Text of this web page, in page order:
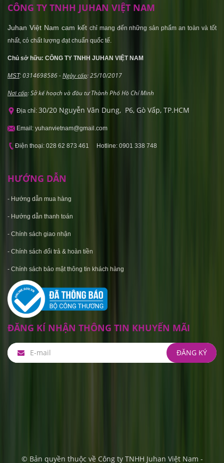
CÔNG TY TNHH JUHAN VIỆT NAM
Juhan Việt Nam cam kết chỉ mang đến những sản phẩm an toàn và tốt
nhất, có chất lượng đạt chuẩn quốc tế.
Chủ sở hữu: CÔNG TY TNHH JUHAN VIỆT NAM
MST: 0314698586 -Ngày cấp: 25/10/2017
Nơi cấp: Sở kế hoạch và đầu tư Thành Phố Hồ Chí Minh
Địa chỉ: 30/20 Nguyễn Văn Dung, P6, Gò Vấp, TP.HCM
Email: yuhanvietnam@gmail.com
Điện thoại: 028 62 873 461 Hotline: 0901 338 748
HƯỚNG DẪN
- Hướng dẫn mua hàng
- Hướng dẫn thanh toán
- Chính sách giao nhận
- Chính sách đổi trả & hoàn tiền
- Chính sách bảo mật thông tin khách hàng
ĐĂNG KÍ NHẬN THÔNG TIN KHUYẾN MÃI
© Bản quyền thuộc về Công ty TNHH Juhan Việt Nam -